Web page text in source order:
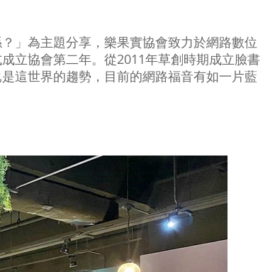
」為主題分享，樂果實協會致力於網路數位
立協會第二年。從2011年草創時期成立臉書
這世界的趨勢，目前的網路福音有如一片藍